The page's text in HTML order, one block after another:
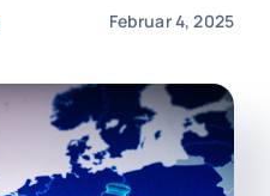
Februar 4, 2025